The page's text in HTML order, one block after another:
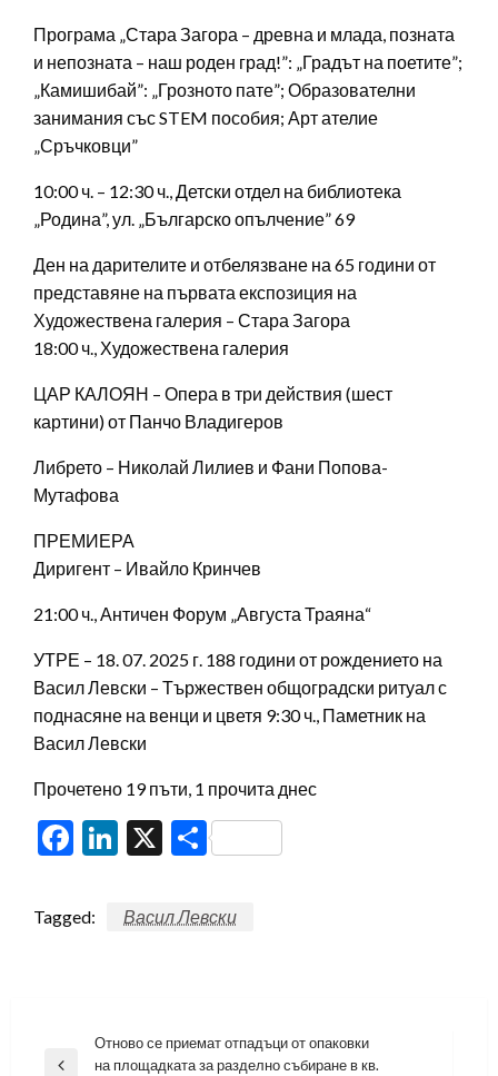
Програма „Стара Загора – древна и млада, позната
и непозната – наш роден град!”: „Градът на поетите”;
„Камишибай”: „Грозното пате”; Образователни
занимания със STEM пособия; Арт ателие
„Сръчковци”
10:00 ч. – 12:30 ч., Детски отдел на библиотека
„Родина”, ул. „Българско опълчение” 69
Ден на дарителите и отбелязване на 65 години от
представяне на първата експозиция на
Художествена галерия – Стара Загора
18:00 ч., Художествена галерия
ЦАР КАЛОЯН – Опера в три действия (шест
картини) от Панчо Владигеров
Либрето – Николай Лилиев и Фани Попова-
Мутафова
ПРЕМИЕРА
Диригент – Ивайло Кринчев
21:00 ч., Античен Форум „Августа Траяна“
УТРЕ – 18. 07. 2025 г. 188 години от рождението на
Васил Левски – Тържествен общоградски ритуал с
поднасяне на венци и цветя 9:30 ч., Паметник на
Васил Левски
Прочетено 19 пъти, 1 прочита днес
Facebook
LinkedIn
X Share
Tagged: Васил Левски
Навигация
Отново се приемат отпадъци от опаковки
на площадката за разделно събиране в кв.